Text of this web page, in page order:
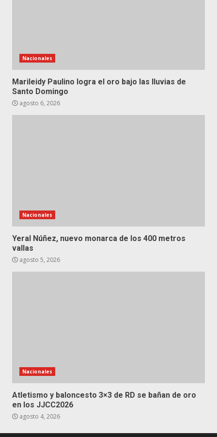
Nacionales
Marileidy Paulino logra el oro bajo las lluvias de
Santo Domingo
agosto 6, 2026
Nacionales
Yeral Núñez, nuevo monarca de los 400 metros
vallas
agosto 5, 2026
Nacionales
Atletismo y baloncesto 3×3 de RD se bañan de oro
en los JJCC2026
agosto 4, 2026